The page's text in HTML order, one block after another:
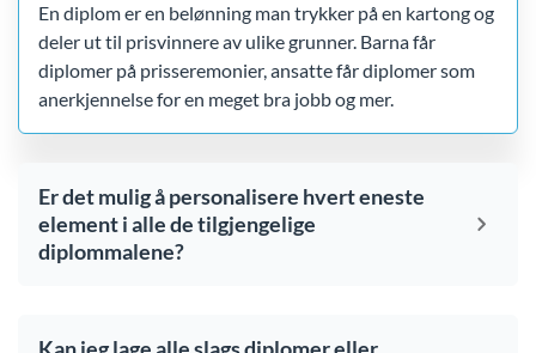
En diplom er en belønning man trykker på en kartong og
deler ut til prisvinnere av ulike grunner. Barna får
diplomer på prisseremonier, ansatte får diplomer som
anerkjennelse for en meget bra jobb og mer.
Er det mulig å personalisere hvert eneste
element i alle de tilgjengelige
diplommalene?